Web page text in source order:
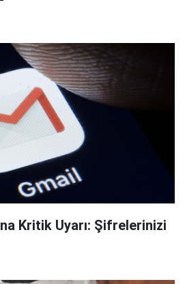
Kritik Uyarı: Şifrelerinizi